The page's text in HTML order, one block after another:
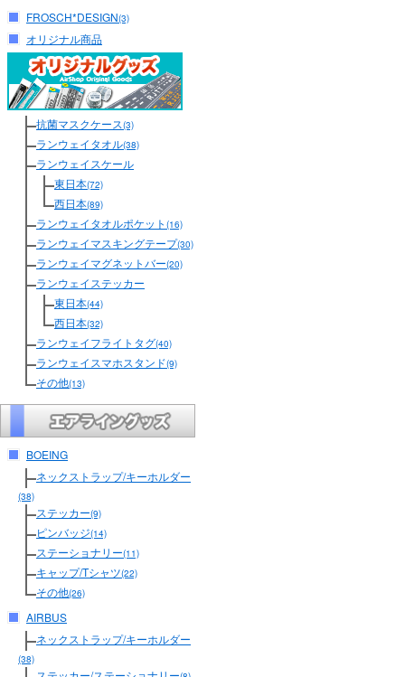
FROSCH*DESIGN(3)
オリジナル商品
抗菌マスクケース(3)
ランウェイタオル(38)
ランウェイスケール
東日本(72)
西日本(89)
ランウェイタオルポケット (16)
ランウェイマスキングテープ(30)
ランウェイマグネットバー(20)
ランウェイステッカー
東日本(44)
西日本(32)
ランウェイフライトタグ(40)
ランウェイスマホスタンド(9)
その他(13)
BOEING
ネックストラップ/キーホルダー
(38)
ステッカー(9)
ピンバッジ(14)
ステーショナリー(11)
キャップ/Tシャツ(22)
その他(26)
AIRBUS
ネックストラップ/キーホルダー
(38)